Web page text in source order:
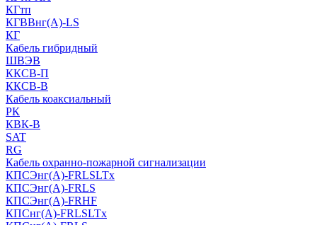
КГтп
КГВВнг(А)-LS
КГ
Кабель гибридный
ШВЭВ
ККСВ-П
ККСВ-В
Кабель коаксиальный
РК
КВК-В
SAT
RG
Кабель охранно-пожарной сигнализации
КПСЭнг(А)-FRLSLTx
КПСЭнг(А)-FRLS
КПСЭнг(А)-FRHF
КПСнг(А)-FRLSLTx